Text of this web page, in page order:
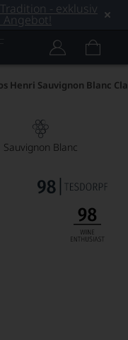
- exklusiv
Henri Sauvignon Blanc
Sauvignon Blanc